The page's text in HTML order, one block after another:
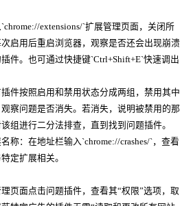
extensions/`扩展管理页面，关闭所
启用后重启浏览器，观察是否还会出现崩溃
件。也可通过快捷键`Ctrl+Shift+E`快速调出
件按照启用和禁用状态分成两组，禁用其中
察问题是否消失。若消失，说明被禁用的那
组进行二分法排查，直到找到问题插件。
称：在地址栏输入`chrome://crashes/`，查看
定扩展相关。
页面点击问题插件，查看其“权限”选项，取